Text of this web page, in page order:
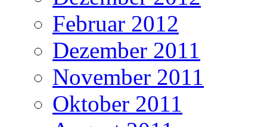
Februar 2012
Dezember 2011
November 2011
Oktober 2011